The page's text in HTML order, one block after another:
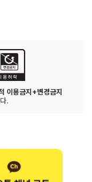
이용금지+변경금지
.